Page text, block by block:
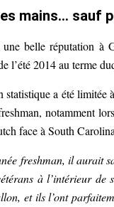
mains… sauf
une belle réputation à
l’été 2014 au terme
statistique a été limitée
notamment
face à South
freshman, il aurait
à l’intérieur
et ils l’ont